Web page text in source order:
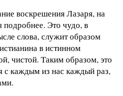
воскрешения Лазаря, на
Это чудо, в
слова, служит образом
в истинном
чистой. Таким образом, это
с каждым из нас каждый раз,